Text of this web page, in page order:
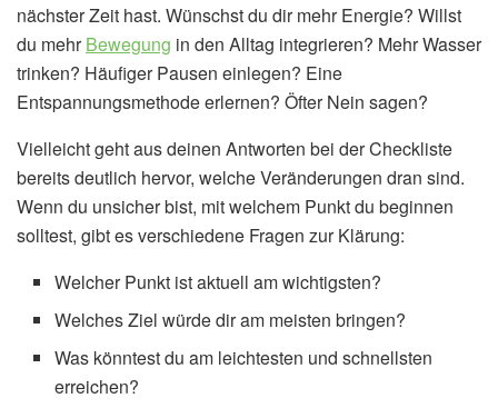
nächster Zeit hast. Wünschst du dir mehr Energie? Willst
du mehrBewegung in den Alltag integrieren? Mehr Wasser
trinken? Häufiger Pausen einlegen? Eine
Entspannungsmethode erlernen? Öfter Nein sagen?
Vielleicht geht aus deinen Antworten bei der Checkliste
bereits deutlich hervor, welche Veränderungen dran sind.
Wenn du unsicher bist, mit welchem Punkt du beginnen
solltest, gibt es verschiedene Fragen zur Klärung:
Welcher Punkt ist aktuell am wichtigsten?
Welches Ziel würde dir am meisten bringen?
Was könntest du am leichtesten und schnellsten
erreichen?